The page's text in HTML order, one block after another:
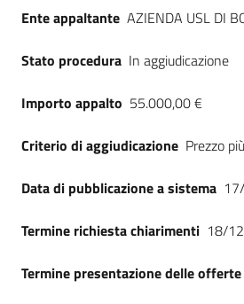
Ente appaltante AZIENDA USL DI
Stato procedura In aggiudicazione
Importo appalto 55.000,00 €
Criterio di aggiudicazione Prezzo
Data di pubblicazione a sistema
Termine richiesta chiarimenti 18/
Termine presentazione delle offerte